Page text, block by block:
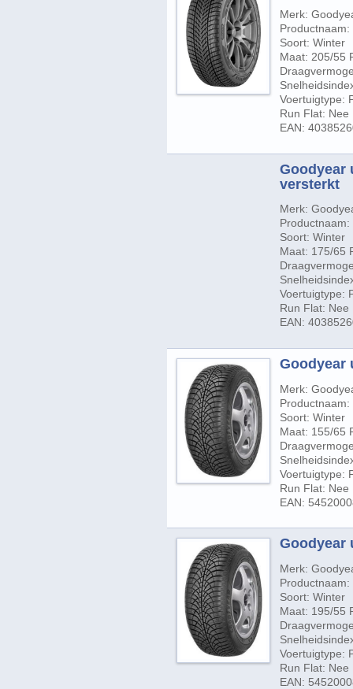
Merk:
Soort: Winter
Maat: 205/55
Voertuigtype:
Run Flat: Nee
EAN:
Goodyear
versterkt
Merk:
Soort: Winter
Maat: 175/65
Voertuigtype:
Run Flat: Nee
EAN:
Goodyear
Merk:
Productnaam:
Soort: Winter
Maat: 155/65
Voertuigtype:
Run Flat: Nee
EAN:
Goodyear
Merk:
Soort: Winter
Maat: 195/55
Voertuigtype:
Run Flat: Nee
EAN: